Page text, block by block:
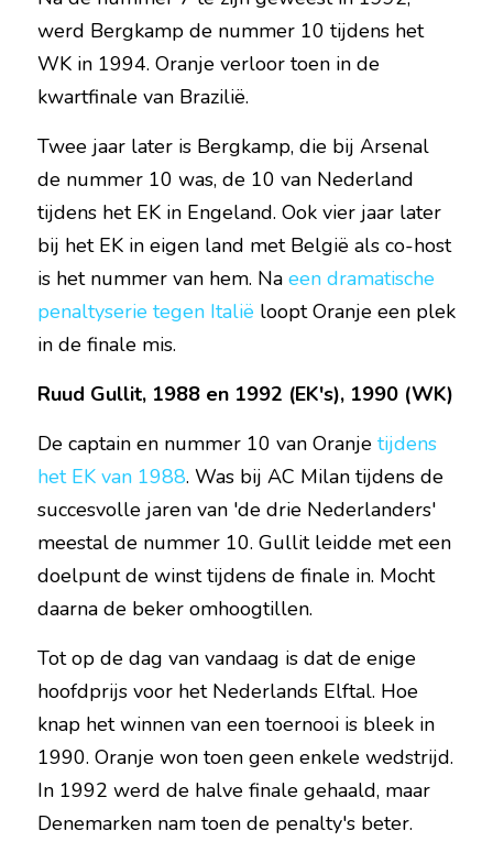
werd Bergkamp de nummer 10 tijdens het
WK in 1994. Oranje verloor toen in de
kwartfinale van Brazilië.
Twee jaar later is Bergkamp, die bij Arsenal
de nummer 10 was, de 10 van Nederland
tijdens het EK in Engeland. Ook vier jaar later
bij het EK in eigen land met België als co-host
is het nummer van hem. Na een dramatische
penaltyserie tegen Italië loopt Oranje een plek
in de finale mis.
Ruud Gullit, 1988 en 1992 (EK's), 1990 (WK)
De captain en nummer 10 van Oranje tijdens
het EK van 1988. Was bij AC Milan tijdens de
succesvolle jaren van 'de drie Nederlanders'
meestal de nummer 10. Gullit leidde met een
doelpunt de winst tijdens de finale in. Mocht
daarna de beker omhoogtillen.
Tot op de dag van vandaag is dat de enige
hoofdprijs voor het Nederlands Elftal. Hoe
knap het winnen van een toernooi is bleek in
1990. Oranje won toen geen enkele wedstrijd.
In 1992 werd de halve finale gehaald, maar
Denemarken nam toen de penalty's beter.